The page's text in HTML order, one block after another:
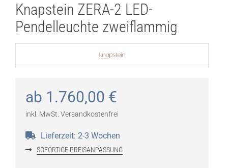
Knapstein ZERA-2 LED-
Pendelleuchte zweiflammig
ab 1.760,00 €
inkl. MwSt. Versandkostenfrei
Lieferzeit: 2-3 Wochen
SOFORTIGE PREISANPASSUNG